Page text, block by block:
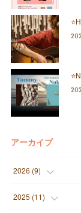
アーカイブ
2026 (9)
(1
2025 (11)